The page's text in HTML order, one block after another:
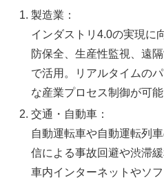
製造業：
インダストリ4.0の実現に
防保全、生産性監視、遠
で活用。リアルタイムの
な産業プロセス制御が可能
交通・自動車：
自動運転車や自動運転列
信による事故回避や渋滞
車内インターネットやソ